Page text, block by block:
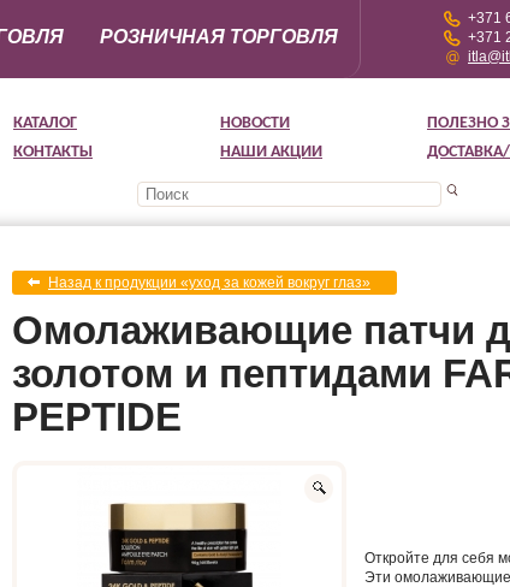
КАТАЛОГ НОВОСТИ
ПОЛЕЗНО
КОНТАКТЫ
НАШИ АКЦИИ
РОЗНИЧНАЯ ТОРГОВЛЯ
+371
+371
Назад к продукции «уход за кожей вокруг глаз»
Омолаживающие патчи
золотом и пептидами
PEPTIDE
Откройте для себя
Эти омолаживающие